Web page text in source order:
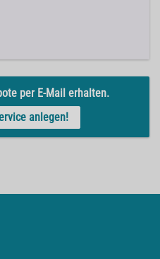
per E-Mail erhalten.
anlegen!